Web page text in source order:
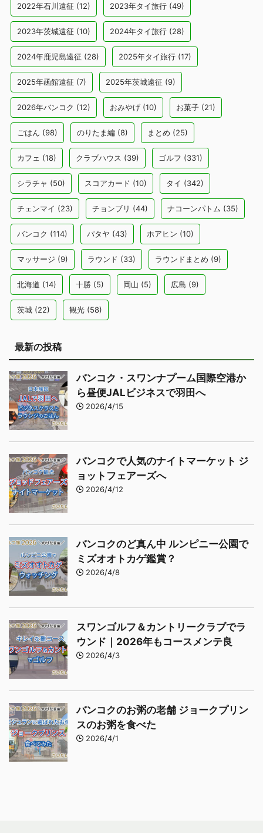
2022年石川遠征 (12) 2023年タイ旅行 (49)
2023年茨城遠征 (10) 2024年タイ旅行 (28)
2024年鹿児島遠征 (28) 2025年タイ旅行 (17)
2025年函館遠征 (7) 2025年茨城遠征 (9)
2026年バンコク (12) おみやげ (10) お菓子 (21)
ごはん (98) のりたま編 (8) まとめ (25)
カフェ (18) クラブハウス (39) ゴルフ (331)
シラチャ (50) スコアカード (10) タイ (342)
チェンマイ (23) チョンブリ (44) ナコーンパトム (35)
バンコク (114) パタヤ (43) ホアヒン (10)
マッサージ (9) ラウンド (33) ラウンドまとめ (9)
北海道 (14) 十勝 (5) 岡山 (5) 広島 (9)
茨城 (22) 観光 (58)
最新の投稿
バンコク・スワンナプーム国際空港か
ら昼便JALビジネスで羽田へ
2026/4/15
バンコクで人気のナイトマーケット ジ
ョットフェアーズへ
2026/4/12
バンコクのど真ん中 ルンピニー公園で
ミズオオトカゲ鑑賞？
2026/4/8
スワンゴルフ＆カントリークラブでラ
ウンド｜2026年もコースメンテ良
2026/4/3
バンコクのお粥の老舗 ジョークプリン
スのお粥を食べた
2026/4/1